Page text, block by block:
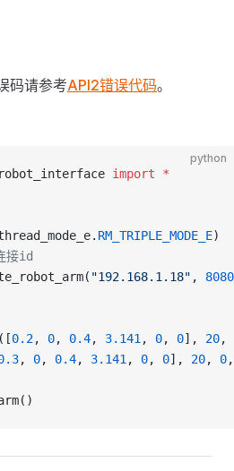
码请参考API2错误代码。
python
import *
RM_TRIPLE_MODE_E)
接id
"192.168.1.18" , 8080
0.2, 0, 0.4, 3.141 , 0, 0], 20,
, 0, 0.4, 3.141 , 0, 0], 20, 0